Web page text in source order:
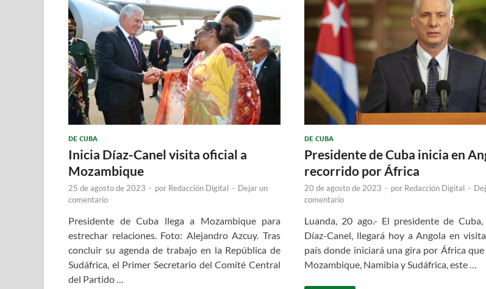
DE CUBA
Inicia Díaz-Canel visita oficial a
Mozambique
25 de agosto de 2023 - por Redacción Digital - Dejar un
comentario
Presidente de Cuba llega a Mozambique para
estrechar relaciones. Foto: Alejandro Azcuy. Tras
concluir su agenda de trabajo en la República de
Sudáfrica, el Primer Secretario del Comité Central
del Partido …
DE CUBA
Presidente de Cuba inicia en
recorrido por África
20 de agosto de 2023 - por Redacción Digital -
comentario
Luanda, 20 ago.- El presidente de
Díaz-Canel, llegará hoy a Angola en
país donde iniciará una gira por África
Mozambique, Namibia y Sudáfrica, este …